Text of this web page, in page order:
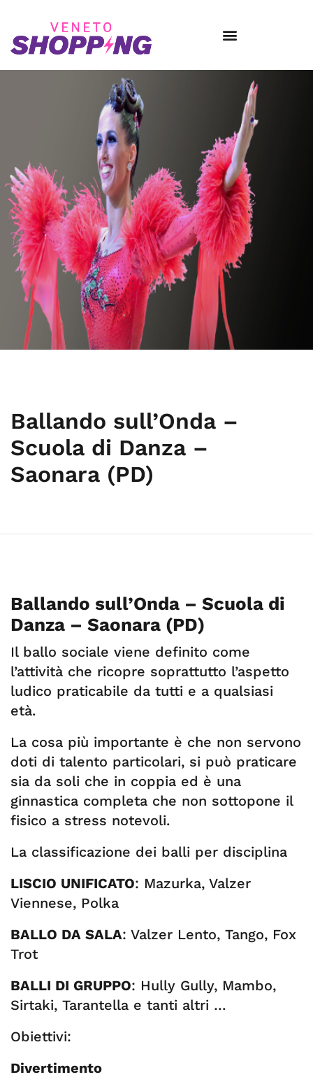
Ballando sull’Onda –
Scuola di Danza –
Saonara (PD)
Ballando sull’Onda – Scuola di
Danza – Saonara (PD)
Il ballo sociale viene definito come
l’attività che ricopre soprattutto l’aspetto
ludico praticabile da tutti e a qualsiasi
età.
La cosa più importante è che non servono
doti di talento particolari, si può praticare
sia da soli che in coppia ed è una
ginnastica completa che non sottopone il
fisico a stress notevoli.
La classificazione dei balli per disciplina
LISCIO UNIFICATO: Mazurka, Valzer
Viennese, Polka
BALLO DA SALA: Valzer Lento, Tango, Fox
Trot
BALLI DI GRUPPO: Hully Gully, Mambo,
Sirtaki, Tarantella e tanti altri …
Obiettivi:
Divertimento